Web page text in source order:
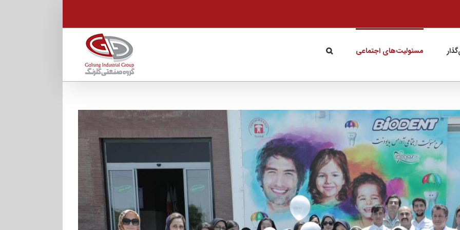
مسئولیت‌های اجتماعی